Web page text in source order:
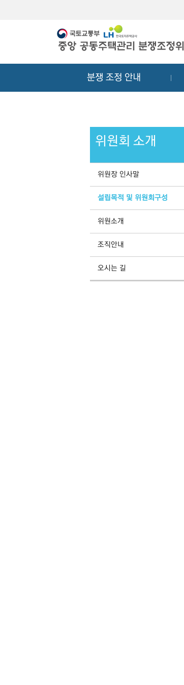
분쟁 조정 안내
위원회 소개
위원장 인사말
설립목적 및 위원회구성
위원소개
조직안내
오시는 길